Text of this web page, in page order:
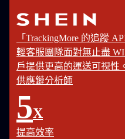
「TrackingMore 的追蹤
輕客服團隊面對無止盡
戶提供更高的運送可視性
供應鏈分析師
5X
提高效率